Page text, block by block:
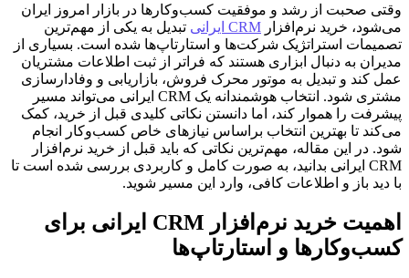
وقتی صحبت از رشد و موفقیت کسب‌وکارها در بازار امروز ایران
می‌شود، خرید نرم‌افزار CRM ایرانی
تبدیل به یکی از مهم‌ترین
تصمیمات استراتژیک شرکت‌ها و استارتاپ‌ها شده است. بسیاری از
مدیران به دنبال ابزاری هستند که فراتر از ثبت اطلاعات مشتریان
عمل کند و تبدیل به موتور محرک فروش، بازاریابی و وفادارسازی
مشتری شود. انتخاب هوشمندانه یک CRM ایرانی می‌تواند مسیر
پیشرفت را هموار کند، اما دانستن نکاتی کلیدی قبل از خرید، کمک
می‌کند تا بهترین انتخاب براساس نیازهای خاص کسب‌وکار انجام
شود. در این مقاله، مهم‌ترین نکاتی که باید قبل از خرید نرم‌افزار
CRM ایرانی بدانید، به صورت کامل و کاربردی بررسی شده است تا
با دید باز و اطلاعات کافی، وارد این مسیر شوید.
اهمیت خرید نرم‌افزار CRM ایرانی برای
کسب‌وکارها و استارتاپ‌ها